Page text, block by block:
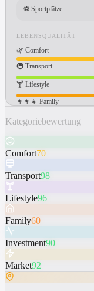
⚽ Sportplätze
LEBENSQUALITÄT
🌿 Comfort
🚇 Transport
🍸 Lifestyle
👨‍👩‍👧 Family
Kategoriebewertung
Comfort70
Transport98
Lifestyle96
Family60
Investment90
Market92